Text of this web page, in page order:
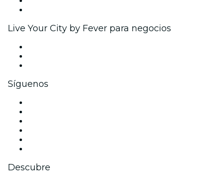
Live Your City by Fever para negocios
Síguenos
Descubre